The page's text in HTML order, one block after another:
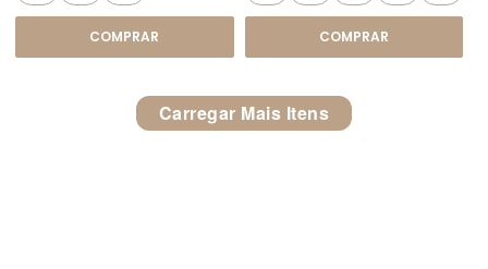
COMPRAR COMPRAR
Carregar Mais Itens